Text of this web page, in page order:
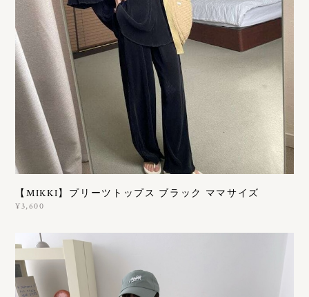
【MIKKI】プリーツトップス ブラック ママサイズ
¥3,600